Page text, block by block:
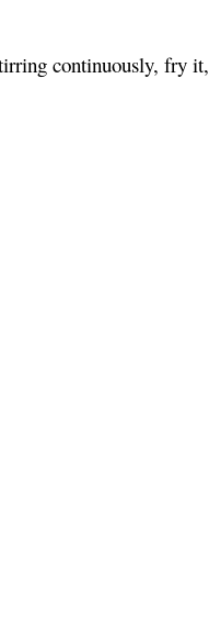
continuously, fry it,